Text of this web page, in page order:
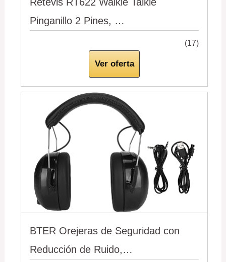
Pinganillo 2 Pines, …
(17)
Ver oferta
BTER Orejeras de Seguridad con
Reducción de Ruido,…